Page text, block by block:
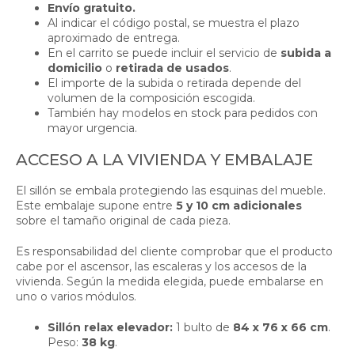
Envío gratuito.
Al indicar el código postal, se muestra el plazo
aproximado de entrega.
En el carrito se puede incluir el servicio de subida a
domicilio o retirada de usados.
El importe de la subida o retirada depende del
volumen de la composición escogida.
También hay modelos en stock para pedidos con
mayor urgencia.
ACCESO A LA VIVIENDA Y EMBALAJE
El sillón se embala protegiendo las esquinas del mueble.
Este embalaje supone entre 5 y 10 cm adicionales
sobre el tamaño original de cada pieza.
Es responsabilidad del cliente comprobar que el producto
cabe por el ascensor, las escaleras y los accesos de la
vivienda. Según la medida elegida, puede embalarse en
uno o varios módulos.
Sillón relax elevador: 1 bulto de 84 x 76 x 66 cm.
Peso: 38 kg.